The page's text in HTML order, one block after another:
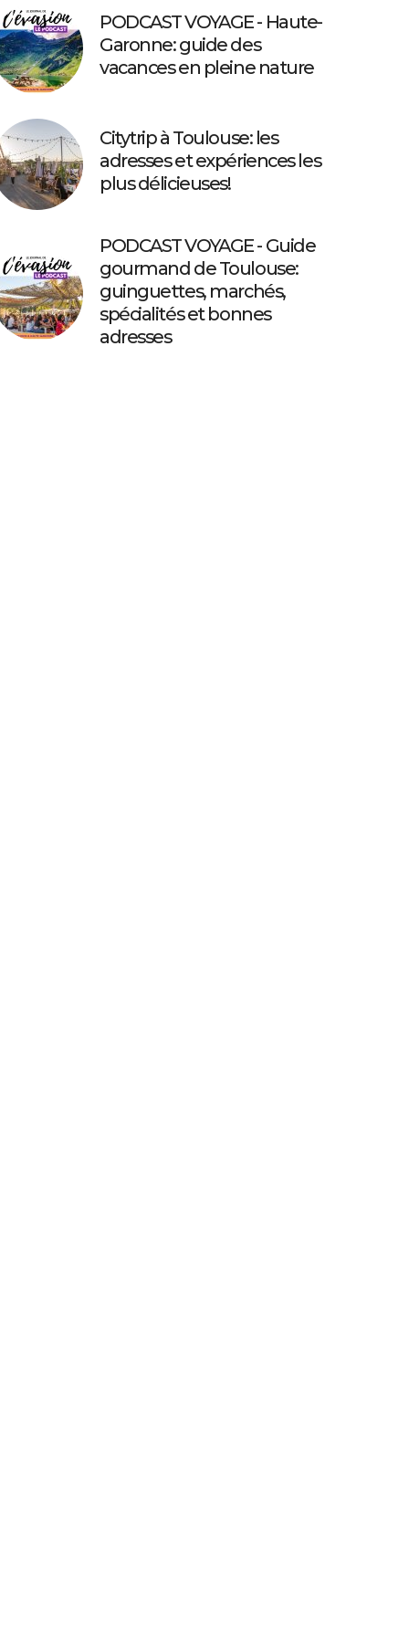
PODCAST VOYAGE - Haute-
Garonne: guide des
vacances en pleine nature
Citytrip à Toulouse: les
adresses et expériences les
plus délicieuses!
PODCAST VOYAGE - Guide
gourmand de Toulouse:
guinguettes, marchés,
spécialités et bonnes
adresses